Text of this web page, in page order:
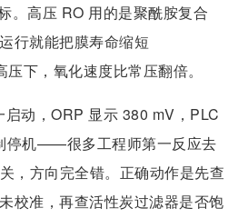
。高压 RO 用的是聚酰胺复合
行就能把膜寿命缩短
下，氧化速度比常压翻倍。
动，ORP 显示 380 mV，PLC
停机——很多工程师第一反应去
，方向完全错。正确动作是先查
校准，再查活性炭过滤器是否饱